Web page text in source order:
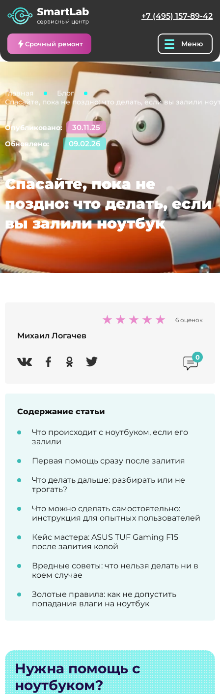
+7 (495) 157-89-42
Срочный ремонт Меню
Главная
Блог
Спасайте, пока не поздно: что делать, если вы залили
Опубликовано: 30.11.25
Обновлено: 09.02.26
Спасайте, пока не
поздно: что делать, если
вы залили ноутбук
6 оценок
Михаил Логачев
0
Содержание статьи
Что происходит с ноутбуком, если его
залили
Первая помощь сразу после залития
Что делать дальше: разбирать или не
трогать?
Что можно сделать самостоятельно:
инструкция для опытных пользователей
Кейс мастера: ASUS TUF Gaming F15
после залития колой
Вредные советы: что нельзя делать ни в
коем случае
Золотые правила: как не допустить
попадания влаги на ноутбук
Нужна помощь с
ноутбуком?